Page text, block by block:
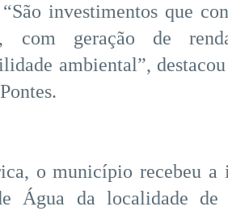
investimentos que
com geração de
ambiental”,
o município recebeu a
Água da localidade de